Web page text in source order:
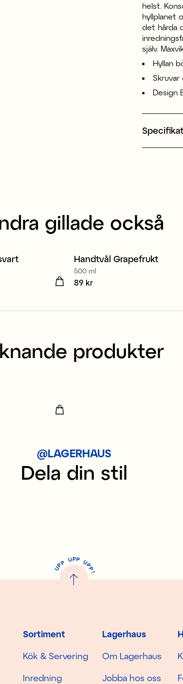
helst.
hyllplanet
det hårda
själv.
Hyllan
Design
gillade också
2 för 139 kr
Handtvål Grapefrukt
500 ml
Pris:
89 kr
produkter
@LAGERHAUS
Dela din stil
U
P
P UPP UP
P
!
Sortiment
Kök & Servering
Inredning
Lagerhaus
Om Lagerhaus
Jobba hos oss